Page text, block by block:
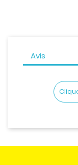
Avis